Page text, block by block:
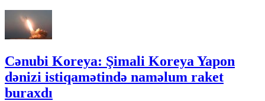
Cənubi Koreya: Şimali Koreya Yapon
dənizi istiqamətində naməlum raket
buraxdı